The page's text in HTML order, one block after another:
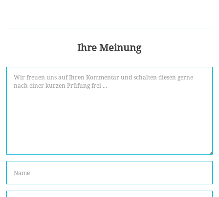
Ihre Meinung